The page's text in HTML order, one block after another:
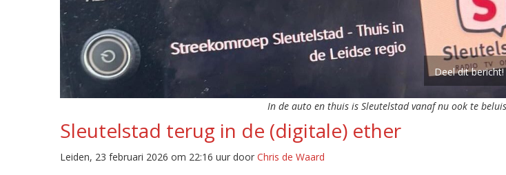
Deel dit
In de auto en thuis is Sleutelstad vanaf nu ook te
Sleutelstad terug in de (digitale) ether
Leiden, 23 februari 2026 om 22:16 uur door Chris de Waard